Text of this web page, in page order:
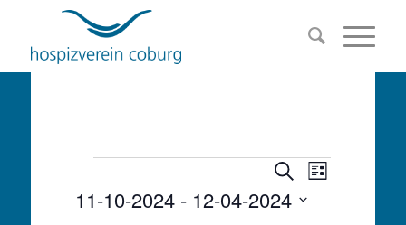
Veranstaltungen
Suche
Suche
Liste
11-10-2024 - 12-04-2024